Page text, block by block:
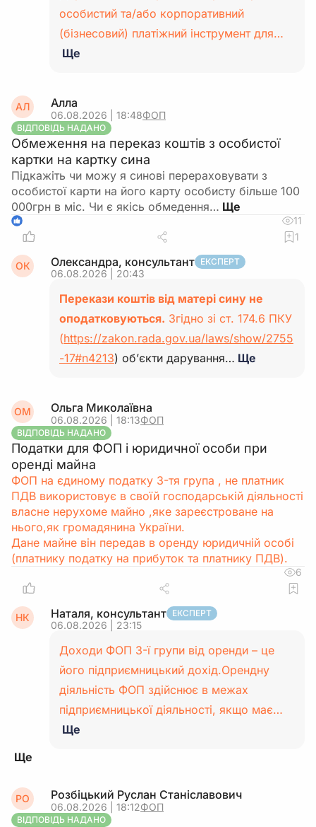
особистий та/або корпоративний
(бізнесовий) платіжний інструмент для…
Ще
АЛ Алла
06.08.2026 | 18:48ФОП
ВІДПОВІДЬ НАДАНО
Обмеження на переказ коштів з особистої
картки на картку сина
Підкажіть чи можу я синові перераховувати з
особистої карти на його карту особисту більше 100
000грн в міс. Чи є якісь обмедення…
1
11
1
ОК Олександра, консультант ЕКСПЕРТ
06.08.2026 | 20:43
Перекази коштів від матері сину не
оподатковуються. Згідно зі ст. 174.6 ПКУ
(https://zakon.rada.gov.ua/laws/show/2755
-17#n4213) об’єкти дарування… Ще
ОМ Ольга Миколаївна
06.08.2026 | 18:13ФОП
ВІДПОВІДЬ НАДАНО
Податки для ФОП і юридичної особи при
оренді майна
ФОП на єдиному податку 3-тя група , не платник
ПДВ використовує в своїй господарській діяльності
власне нерухоме майно ,яке зареєстроване на
нього,як громадянина України.
Дане майне він передав в оренду юридичній особі
(платнику податку на прибуток та платнику ПДВ).
6
НК Наталя, консультант ЕКСПЕРТ
06.08.2026 | 23:15
Доходи ФОП 3-ї групи від оренди – це
його підприємницький дохід.Орендну
діяльність ФОП здійснює в межах
підприємницької діяльності, якщо має…
Ще
РО Розбіцький Руслан Станіславович
06.08.2026 | 18:12ФОП
ВІДПОВІДЬ НАДАНО